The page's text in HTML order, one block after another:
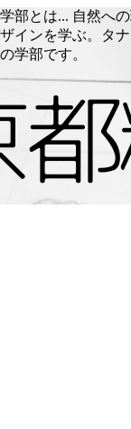
部とは... 自然へ
インを学ぶ。タ
学部です。